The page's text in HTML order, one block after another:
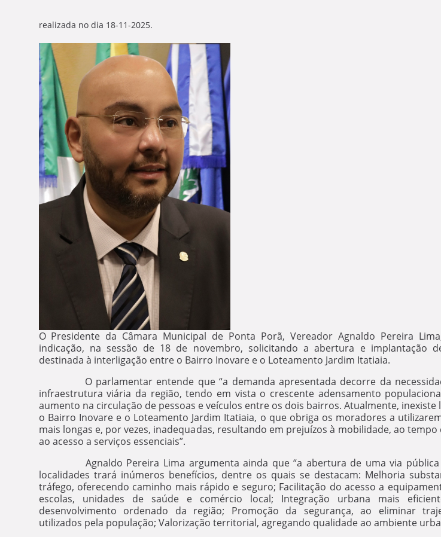
realizada no dia 18-11-2025.
O Presidente da Câmara Municipal de Ponta Porã, Vereador Agnaldo Pereira
indicação, na sessão de 18 de novembro, solicitando a abertura e implantação
destinada à interligação entre o Bairro Inovare e o Loteamento Jardim Itatiaia.
O parlamentar entende que “a demanda apresentada decorre da
infraestrutura viária da região, tendo em vista o crescente adensamento
aumento na circulação de pessoas e veículos entre os dois bairros. Atualmente,
o Bairro Inovare e o Loteamento Jardim Itatiaia, o que obriga os moradores a
mais longas e, por vezes, inadequadas, resultando em prejuízos à mobilidade, ao
ao acesso a serviços essenciais”.
Agnaldo Pereira Lima argumenta ainda que “a abertura de uma via pública
localidades trará inúmeros benefícios, dentre os quais se destacam: Melhoria
tráfego, oferecendo caminho mais rápido e seguro; Facilitação do acesso a
escolas, unidades de saúde e comércio local; Integração urbana mais
desenvolvimento ordenado da região; Promoção da segurança, ao eliminar
utilizados pela população; Valorização territorial, agregando qualidade ao ambiente